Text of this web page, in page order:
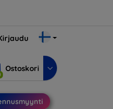
Ostoskori